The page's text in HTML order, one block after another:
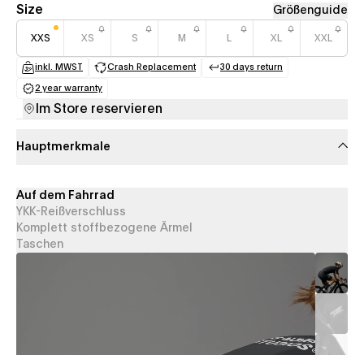
Size Größenguide
XXS XS S M XL XXL
inkl. MWST
(opens in a new tab)
Crash Replacement 30 days return
2 year warranty
Im Store reservieren
Hauptmerkmale
Auf dem Fahrrad
YKK-Reißverschluss
Komplett stoffbezogene Ärmel
Taschen